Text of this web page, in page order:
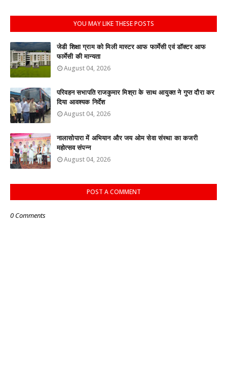
YOU MAY LIKE THESE POSTS
जेडी शिक्षा ग्राम को मिली मास्टर आफ फार्मेसी एवं डॉक्टर आफ
फार्मेसी की मान्यता
August 04, 2026
परिवहन सभापति राजकुमार मिश्रा के साथ आयुक्त ने गुप्त दौरा कर
दिया आवश्यक निर्देश
August 04, 2026
नालासोपारा में अभियान और जय ओम सेवा संस्था का कजरी
महोत्सव संपन्न
August 04, 2026
POST A COMMENT
0 Comments